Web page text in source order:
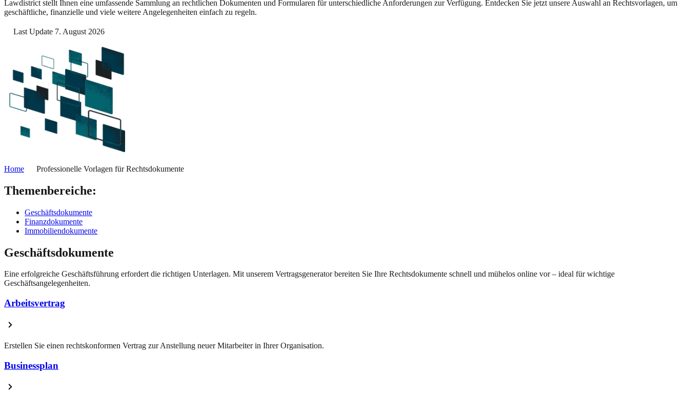
Lawdistrict stellt Ihnen eine umfassende Sammlung an rechtlichen Dokumenten und Formularen für unterschiedliche Anforderungen zur Verfügung. Entdecken Sie jetzt unsere Auswahl an Rechtsvorlagen, um
geschäftliche, finanzielle und viele weitere Angelegenheiten einfach zu regeln.
Last Update 7. August 2026
Home Professionelle Vorlagen für Rechtsdokumente
Themenbereiche:
Geschäftsdokumente
Finanzdokumente
Immobiliendokumente
Geschäftsdokumente
Eine erfolgreiche Geschäftsführung erfordert die richtigen Unterlagen. Mit unserem Vertragsgenerator bereiten Sie Ihre Rechtsdokumente schnell und mühelos online vor – ideal für wichtige
Geschäftsangelegenheiten.
Arbeitsvertrag
Erstellen Sie einen rechtskonformen Vertrag zur Anstellung neuer Mitarbeiter in Ihrer Organisation.
Businessplan